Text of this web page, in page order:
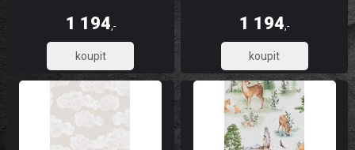
zakrytí jemných prasklin.
1 194 ,-
987,12
zakrytí jemných prasklin.
1 194 ,-
987,12